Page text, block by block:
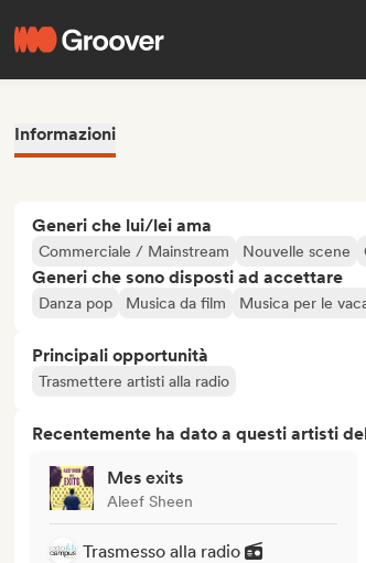
Informazioni
Generi che lui/lei ama
Commerciale / Mainstream Nouvelle scene
Generi che sono disposti ad accettare
Danza pop Musica da film Musica per le
Principali opportunità
Trasmettere artisti alla radio
Recentemente ha dato a questi artisti
Mes exits
Aleef Sheen
Trasmesso alla radio